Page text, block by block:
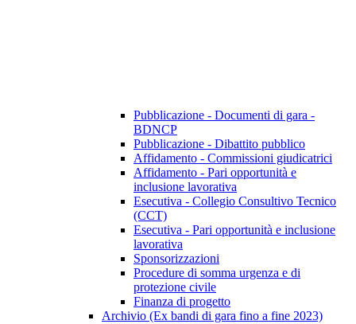
Pubblicazione - Documenti di gara -
BDNCP
Pubblicazione - Dibattito pubblico
Affidamento - Commissioni giudicatrici
Affidamento - Pari opportunità e
inclusione lavorativa
Esecutiva - Collegio Consultivo Tecnico
(CCT)
Esecutiva - Pari opportunità e inclusione
lavorativa
Sponsorizzazioni
Procedure di somma urgenza e di
protezione civile
Finanza di progetto
Archivio (Ex bandi di gara fino a fine 2023)